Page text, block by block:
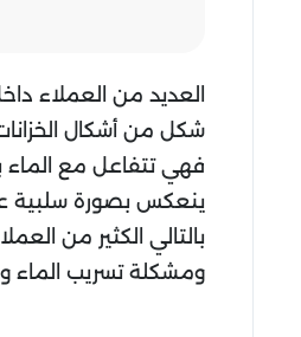
العديد من العملاء
شكل من أشكال
فهي تتفاعل مع الماء
ينعكس بصورة سلبية
بالتالي الكثير من
ومشكلة تسريب الماء